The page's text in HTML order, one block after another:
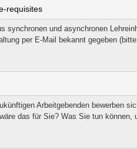
requisites
synchronen und asynchronen
per E-Mail bekannt gegeben
Arbeitgebenden bewerben
das für Sie? Was Sie tun können,